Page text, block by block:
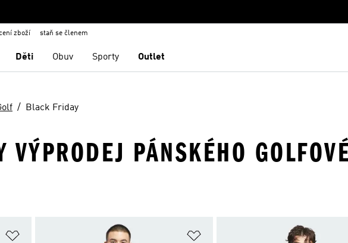
zboží staň se členem
Děti Obuv Sporty Outlet
Black Friday
VÝPRODEJ PÁNSKÉHO
Přidat do seznamu přání Přidat do seznamu přání